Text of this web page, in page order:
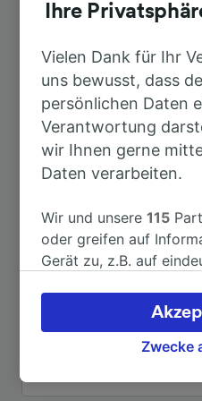
Nach Bremen Hbf
Nach Delmenhorst
Nach Bad Zwischenahn
Nach Berlin
Nach Hamburg Hbf
Nach Hannover Messe/
Ihre
Vielen Dank für Ihr
uns bewusst, dass
persönlichen Daten
Verantwortung
wir Ihnen gerne
Daten verarbeiten.
Wir und unsere115
oder greifen auf
Gerät zu, z.B. auf
verarbeiten. Sie
akzeptieren oder
Ihres
Zwecke